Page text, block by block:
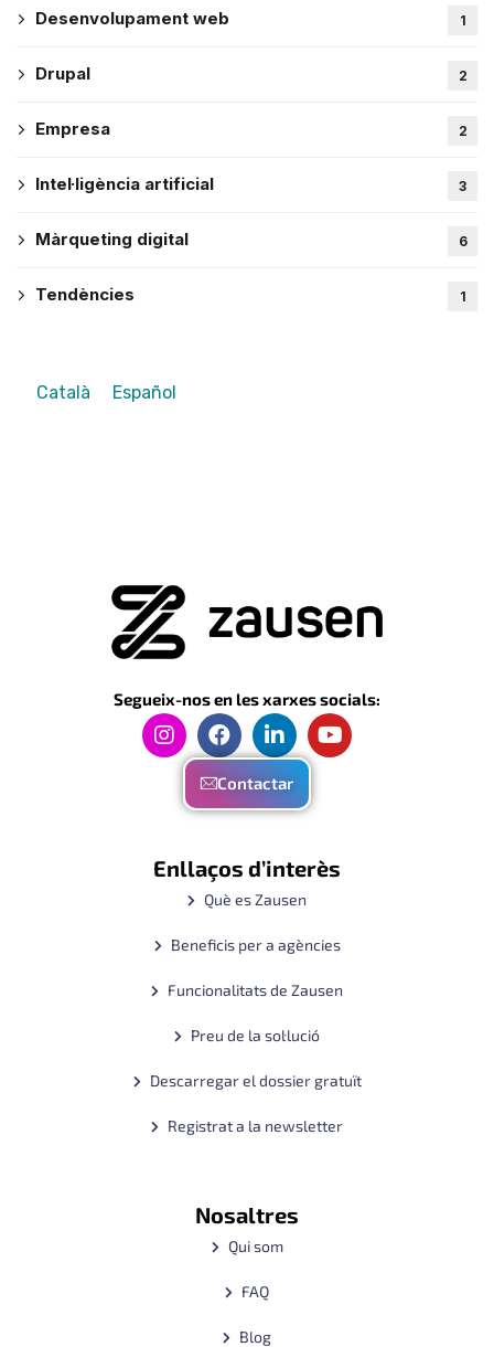
Desenvolupament web 1
Drupal 2
Empresa 2
Intel·ligència artificial 3
Màrqueting digital 6
Tendències 1
Català Español
Segueix-nos en les xarxes socials:
Contactar
Enllaços d’interès
Què es Zausen
Beneficis per a agències
Funcionalitats de Zausen
Preu de la sol·lució
Descarregar el dossier gratuït
Registrat a la newsletter
Nosaltres
Qui som
FAQ
Blog